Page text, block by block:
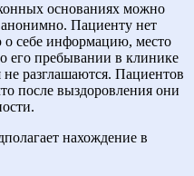
основаниях можно
Пациенту нет
о себе информацию, место
его пребывании в клинике
разглашаются. Пациентов
после выздоровления они
нахождение в